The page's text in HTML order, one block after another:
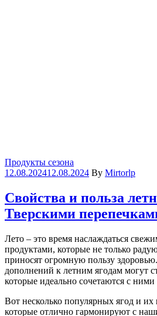
Categories
Продукты сезона
12.08.202412.08.2024 By Mirtorlp
Свойства и польза
Тверскими
Лето – это время наслаждаться
продуктами, которые не только
приносят огромную пользу
дополнений к летним ягодам могут
которые идеально сочетаются с
Вот несколько популярных ягод и их
которые отлично гармонируют с